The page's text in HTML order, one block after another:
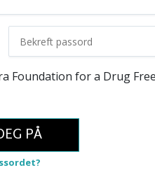
er lagd av
Foundation for a Drug Free
PÅ